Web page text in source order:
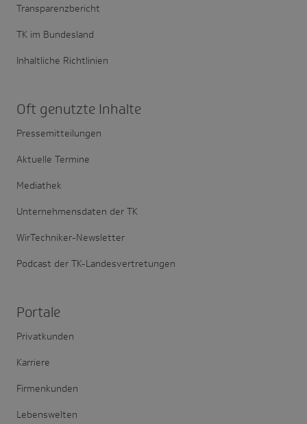
Transparenzbericht
TK im Bundesland
Inhaltliche Richtlinien
Oft genutzte Inhalte
Pressemitteilungen
Aktuelle Termine
Mediathek
Unternehmensdaten der TK
WirTechniker-Newsletter
Podcast der TK-Landesvertretungen
Portale
Privatkunden
Karriere
Firmenkunden
Lebenswelten